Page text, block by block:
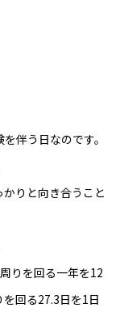
伴う日なのです。
りと向き合うこと
りを回る一年を12
回る27.3日を1日